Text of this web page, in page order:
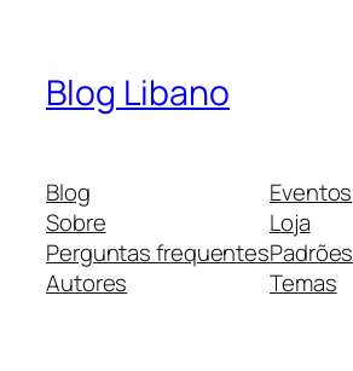
Blog Libano
Blog
Sobre
Perguntas frequentes
Autores
Eventos
Loja
Padrões
Temas